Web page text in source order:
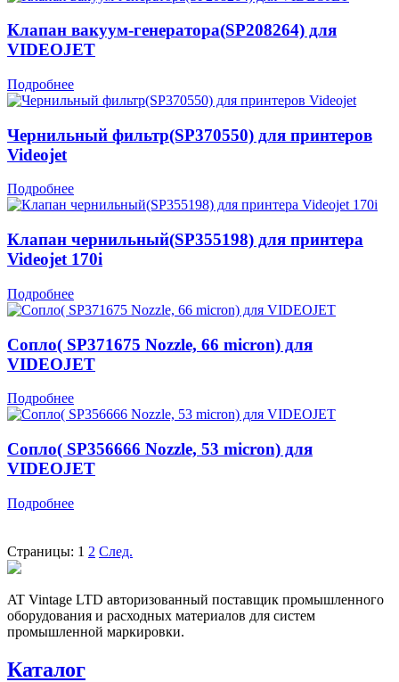
Клапан вакуум-генератора(SP208264) для
VIDEOJET
Подробнее
Чернильный фильтр(SP370550) для принтеров
Videojet
Подробнее
Клапан чернильный(SP355198) для принтера
Videojet 170i
Подробнее
Сопло( SP371675 Nozzle, 66 micron) для
VIDEOJET
Подробнее
Сопло( SP356666 Nozzle, 53 micron) для
VIDEOJET
Подробнее
Страницы: 1 2 След.
AT Vintage LTD авторизованный поставщик промышленного
оборудования и расходных материалов для систем
промышленной маркировки.
Каталог